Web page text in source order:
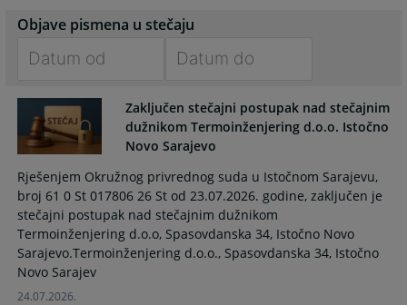
Objave pismena u stečaju
forward
to
interact
with
the
calendar
and
select
a
date.
forward
to
interact
with
the
calendar
and
select
Zaključen stečajni postupak nad stečajnim
dužnikom Termoinženjering d.o.o. Istočno
Novo Sarajevo
Rješenjem Okružnog privrednog suda u Istočnom Sarajevu,
broj 61 0 St 017806 26 St od 23.07.2026. godine, zaključen je
stečajni postupak nad stečajnim dužnikom
Termoinženjering d.o.o, Spasovdanska 34, Istočno Novo
Sarajevo.Termoinženjering d.o.o., Spasovdanska 34, Istočno
Novo Sarajev
24.07.2026.